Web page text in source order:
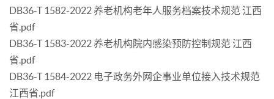
DB36-T 1582-2022 养老机构老年人服务档案技术规范 江西
省.pdf
DB36-T 1583-2022 养老机构院内感染预防控制规范 江西
省.pdf
DB36-T 1584-2022 电子政务外网企事业单位接入技术规范
江西省.pdf